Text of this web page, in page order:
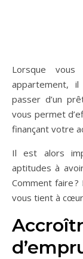
Lorsque vous voulez acquérir une maison ou un
appartement,
passer d’un
vous permet
finançant votre
Il est alors
aptitudes à
Comment faire
vous tient à